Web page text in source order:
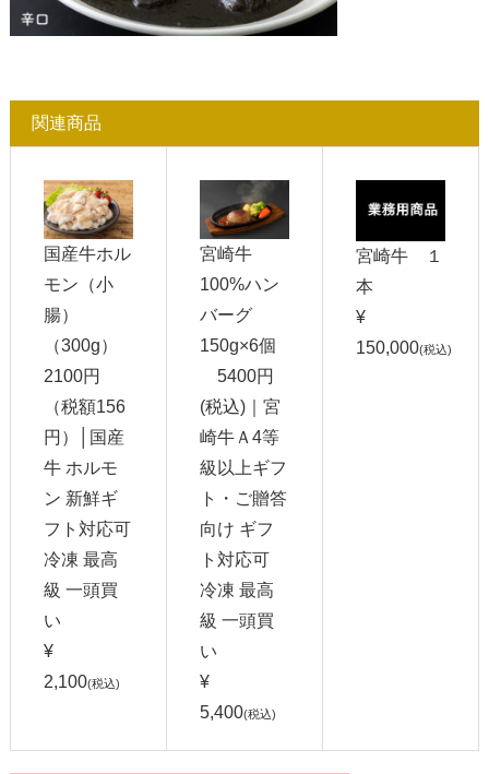
関連商品
国産牛ホル
モン（小
腸）
（300g）
2100円
（税額156
円）│国産
牛 ホルモ
ン 新鮮ギ
フト対応可
冷凍 最高
級 一頭買
い
¥
2,100(税込)
宮崎牛
100%ハン
バーグ
150g×6個
5400円
(税込)｜宮
崎牛Ａ4等
級以上ギフ
ト・ご贈答
向け ギフ
ト対応可
冷凍 最高
級 一頭買
い
¥
5,400(税込)
宮崎牛 １
本
¥
150,000(税込)